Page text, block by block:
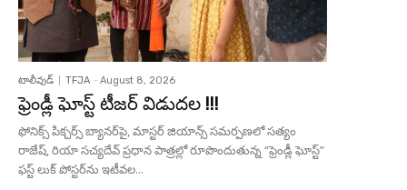
టాలీవుడ్ TFJA - August 8, 2026
ఫ్రెండ్లీ ఘోస్ట్ టీజర్ విడుదల !!!
ఫోనిక్స్ పిక్చర్స్ బ్యానర్‌పై, మాస్టర్ జియాన్స్ సమర్పణలో సత్యం
రాజేష్, రియా సచ్యదేవ్ ప్రధాన పాత్రల్లో రూపొందుతున్న “ఫ్రెండ్లీ ఘోస్ట్”
ఫస్ట్ లుక్ పోస్టర్‌ను ఇటీవల...